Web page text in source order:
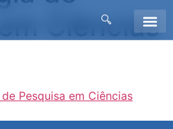
Ciências
Pesquisa em Ciências